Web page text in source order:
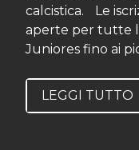
calcistica. Le
aperte per tutte
Juniores fino ai
LEGGI TUTTO